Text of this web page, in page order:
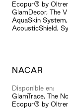
Ecopur® by
GlamDecor, The
AquaSkin
AcousticShield,
NACAR
Disponible en:
GlamTrace, The
Ecopur® by